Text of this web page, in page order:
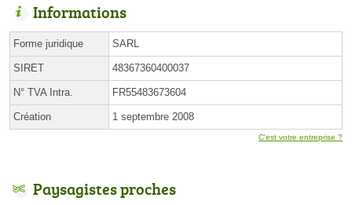
Informations
Forme juridique SARL
SIRET 48367360400037
N° TVA Intra. FR55483673604
Création 1 septembre 2008
C'est votre entreprise ?
Paysagistes proches